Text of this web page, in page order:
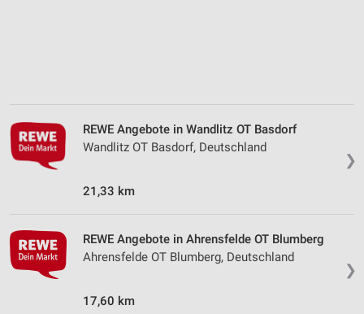
❯
REWE Angebote in Wandlitz OT Basdorf
Wandlitz OT Basdorf, Deutschland
21,33 km
❯
REWE Angebote in Ahrensfelde OT Blumberg
Ahrensfelde OT Blumberg, Deutschland
17,60 km
Verwendung genauer Standortdaten
Geräte anhand von aktiv angeforderten
Informationen identifizieren
Nicht-IAB-Verarbeitungszwecke:
Performance